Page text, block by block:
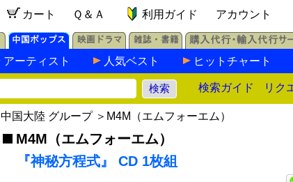
カート Ｑ＆Ａ 利用ガイド アカウント
アーティスト 人気ベスト ヒットチャート
検索ガイド リク
中国大陸 グループ＞ M4M（エムフォーエム）
M4M（エムフォーエム）
『神秘方程式』 CD 1枚組